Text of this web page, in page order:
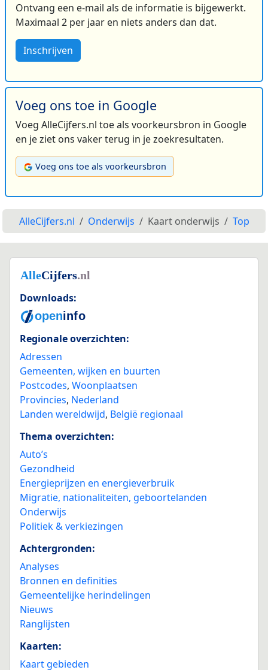
Ontvang een e-mail als de informatie is bijgewerkt.
Maximaal 2 per jaar en niets anders dan dat.
Inschrijven
Voeg ons toe in Google
Voeg AlleCijfers.nl toe als voorkeursbron in Google
en je ziet ons vaker terug in je zoekresultaten.
Voeg ons toe als voorkeursbron
AlleCijfers.nl Onderwijs Kaart onderwijs Top
Downloads:
Regionale overzichten:
Adressen
Gemeenten, wijken en buurten
Postcodes, Woonplaatsen
Provincies, Nederland
Landen wereldwijd, België regionaal
Thema overzichten:
Auto’s
Gezondheid
Energieprijzen en energieverbruik
Migratie, nationaliteiten, geboortelanden
Onderwijs
Politiek & verkiezingen
Achtergronden:
Analyses
Bronnen en definities
Gemeentelijke herindelingen
Nieuws
Ranglijsten
Kaarten:
Kaart gebieden